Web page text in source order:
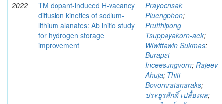
2022
TM dopant-induced H-vacancy
diffusion kinetics of sodium-
lithium alanates: Ab initio study
for hydrogen storage
improvement
Prayoonsak
Pluengphon;
Prutthipong
Tsuppayakorn-aek;
Wiwittawin Sukmas;
Burapat
Inceesungvorn; Rajeev
Ahuja; Thiti
Bovornratanaraks;
ประยูรศักดิ์ เปลื้องผล;